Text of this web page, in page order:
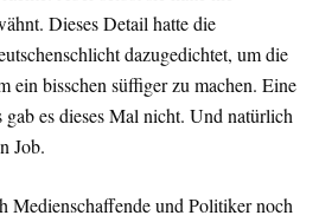
Dieses Detail hatte die
dazugedichtet, um die
ein bisschen süffiger zu machen. Eine
es dieses Mal nicht. Und natürlich
Job.
Medienschaffende und Politiker noch